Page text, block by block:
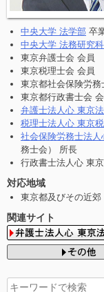
中央大学 法学部 卒
中央大学 法務研究科
東京弁護士会 会員
東京税理士会 会員
東京都社会保険労務
東京都行政書士会
弁護士法人心 東京
税理士法人心 東京
社会保険労務士法
務士会） 所長
行政書士法人心 東
対応地域
東京都及びその近郊
関連サイト
検